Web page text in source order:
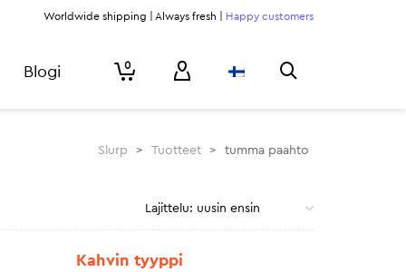
Worldwide shipping | Always fresh | Happy customers
Blogi 0
Slurp > Tuotteet > tumma paahto
Kahvin tyyppi